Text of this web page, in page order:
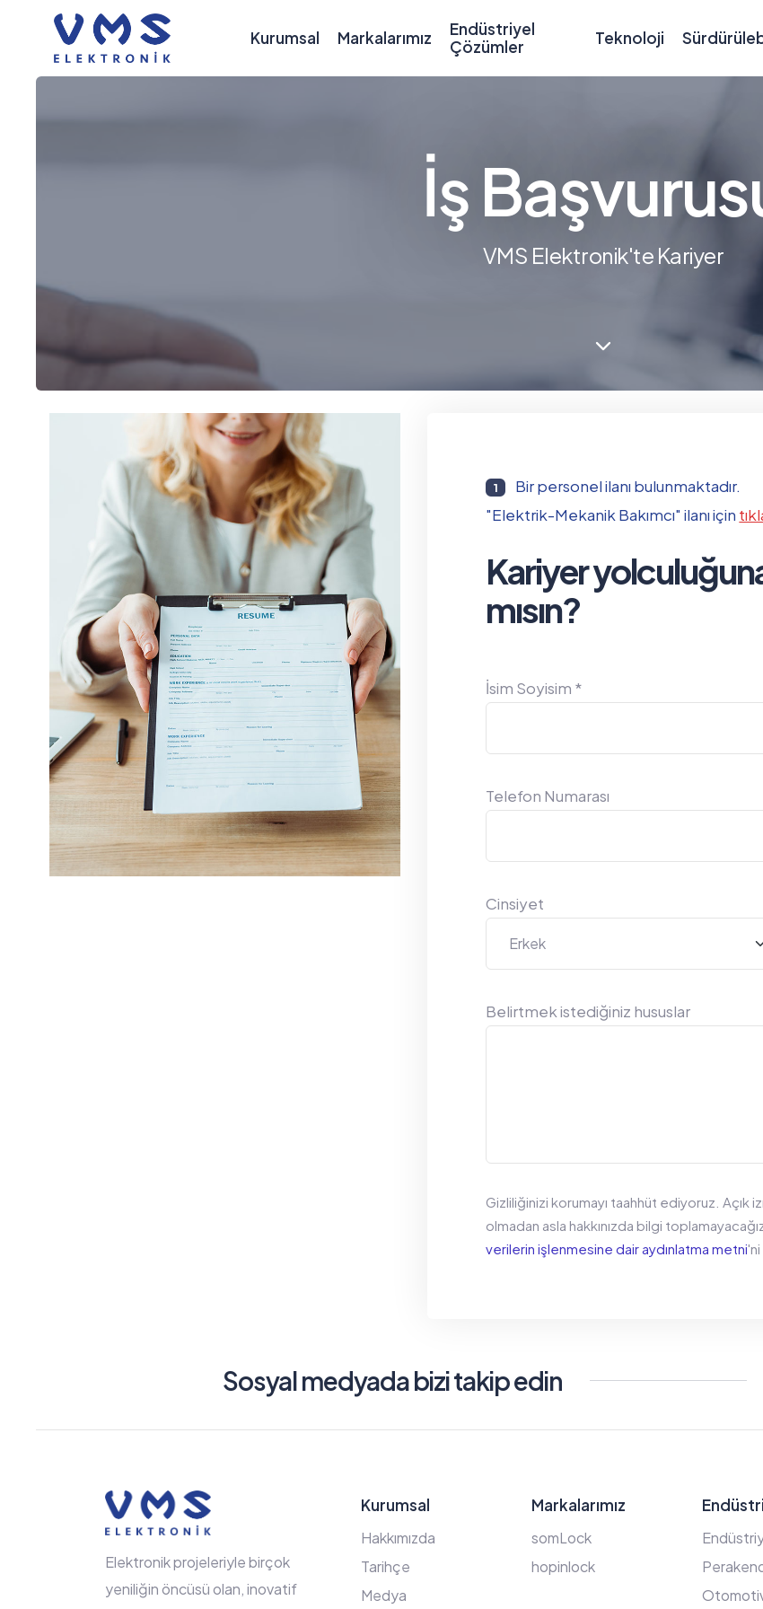
Kurumsal Markalarımız
Endüstriyel
Çözümler
Teknoloji
İş
VMS Elektronik'te Kariyer
1
Bir personel ilanı bulunmaktadır.
"Elektrik-Mekanik Bakımcı" ilanı için
Kariyer
mısın?
İsim Soyisim *
Telefon Numarası
Cinsiyet
Belirtmek istediğiniz hususlar
Gizliliğinizi korumayı taahhüt ediyoruz. Açık
olmadan asla hakkınızda bilgi
verilerin işlenmesine dair aydınlatma metni
Sosyal medyada bizi takip edin
Elektronik projeleriyle birçok
yeniliğin öncüsü olan, inovatif
Kurumsal
Hakkımızda
Tarihçe
Medya
Markalarımız
somLock
hopinlock